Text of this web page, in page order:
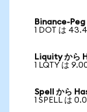
Binance-
1 DOT は
Liquity から
1 LQTY は
Spell から
1 SPELL は